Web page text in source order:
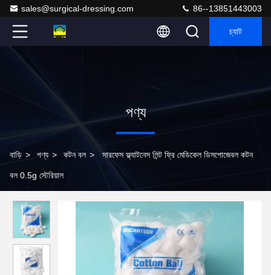
sales@surgical-dressing.com 86--13851443003
চ্যাট
পণ্য
বাড়ি > পণ্য > কটন বল > সারফেস ফ্ল্যাটনেস লিন্ট ফ্রি মেডিকেল ডিসপোজেবল কটন
বল 0.5g স্টেরিয়াল